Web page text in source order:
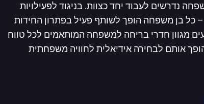
נדרשים לעבוד יחד כצוות. בניגוד לפעילויות
כל בן משפחה הופך לשותף פעיל בפתרון החידות
מגוון חדרי בריחה למשפחה המותאמים לכל טווח
אותם לבחירה אידיאלית לחוויה משפחתית